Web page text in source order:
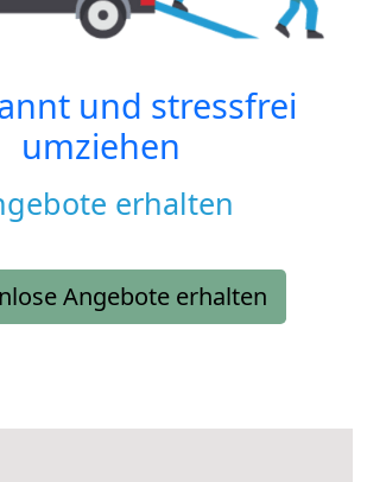
und stressfrei
umziehen
erhalten
Angebote erhalten